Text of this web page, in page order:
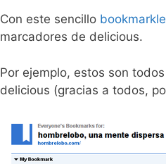
Con este sencillo
marcadores de delicious.
Por ejemplo, estos son
delicious (gracias a todos,